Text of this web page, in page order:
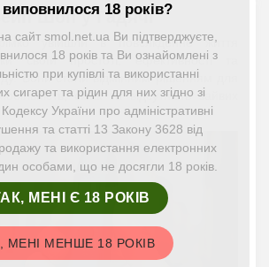
Шоп у Гадячі
увійшли в повсякденне життя
своїй простоті, ефективності та
Вони стали відмінним рішенням для
смак та відсутність зайвих
18 років?
сайт smol.net.ua Ви підтверджуєте,
18 років та Ви ознайомлені з
при купівлі та використанні
сигарет та рідин для них згідно зі
України про адміністративні
та статті 13 Закону 3628 від
та використання електронних
особами, що не досягли 18 років.
МЕНІ Є 18 РОКІВ
МЕНІ МЕНШЕ 18 РОКІВ